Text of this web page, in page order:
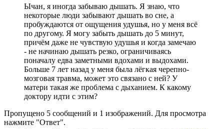
Ычан, я иногда забываю дышать. Я знаю, что
некоторые люди забывают дышать во сне, а
пробуждаются от ощущения удушья, но у меня всё
по другому. Я могу забыть дышать до 5 минут,
причём даже не чувствую удушья и когда замечаю
- не начинаю дышать резко, ограничиваясь
поначалу едва заметными вдохами и выдохами.
Больше 7 лет назад у меня была лёгкая черепно-
мозговая травма, может это связано с ней? У
матери такая же проблема с дыханием. К какому
доктору идти с этим?
Пропущено 5 сообщений и 1 изображений. Для просмотра
нажмите "Ответ".